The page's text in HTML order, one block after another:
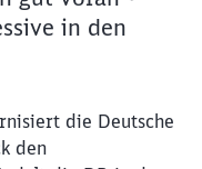
in den
die Deutsche
den